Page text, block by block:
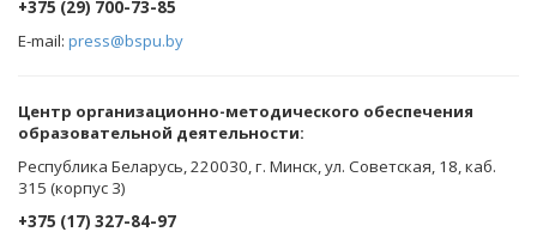
+375 (29) 700-73-85
E-mail: press@bspu.by
Центр организационно-методического обеспечения
образовательной деятельности:
Республика Беларусь, 220030, г. Минск, ул. Советская, 18, каб.
315 (корпус 3)
+375 (17) 327-84-97